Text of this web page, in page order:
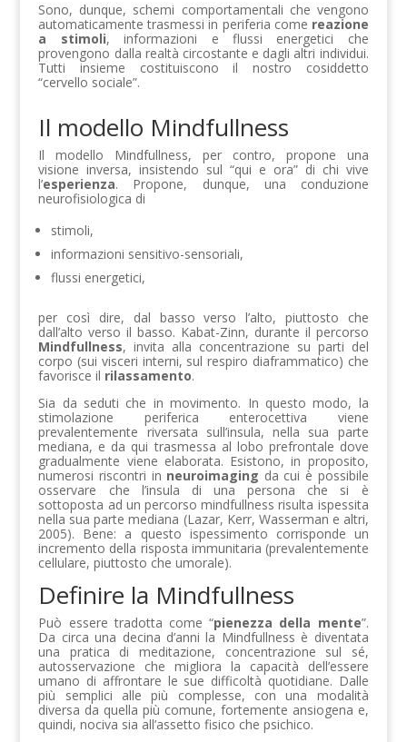
Sono, dunque, schemi comportamentali che vengono
automaticamente trasmessi in periferia come reazione
a stimoli, informazioni e flussi energetici che
provengono dalla realtà circostante e dagli altri individui.
Tutti insieme costituiscono il nostro cosiddetto
“cervello sociale”.
Il modello Mindfullness
Il modello Mindfullness, per contro, propone una
visione inversa, insistendo sul “qui e ora” di chi vive
l’esperienza. Propone, dunque, una conduzione
neurofisiologica di
stimoli,
informazioni sensitivo-sensoriali,
flussi energetici,
per così dire, dal basso verso l’alto, piuttosto che
dall’alto verso il basso. Kabat-Zinn, durante il percorso
Mindfullness, invita alla concentrazione su parti del
corpo (sui visceri interni, sul respiro diaframmatico) che
favorisce il rilassamento.
Sia da seduti che in movimento. In questo modo, la
stimolazione periferica enterocettiva viene
prevalentemente riversata sull’insula, nella sua parte
mediana, e da qui trasmessa al lobo prefrontale dove
gradualmente viene elaborata. Esistono, in proposito,
numerosi riscontri in neuroimaging da cui è possibile
osservare che l’insula di una persona che si è
sottoposta ad un percorso mindfullness risulta ispessita
nella sua parte mediana (Lazar, Kerr, Wasserman e altri,
2005). Bene: a questo ispessimento corrisponde un
incremento della risposta immunitaria (prevalentemente
cellulare, piuttosto che umorale).
Definire la Mindfullness
Può essere tradotta come “pienezza della mente”.
Da circa una decina d’anni la Mindfullness è diventata
una pratica di meditazione, concentrazione sul sé,
autosservazione che migliora la capacità dell’essere
umano di affrontare le sue difficoltà quotidiane. Dalle
più semplici alle più complesse, con una modalità
diversa da quella più comune, fortemente ansiogena e,
quindi, nociva sia all’assetto fisico che psichico.